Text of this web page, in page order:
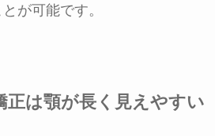
が可能です。
正は顎が長く見えやすい